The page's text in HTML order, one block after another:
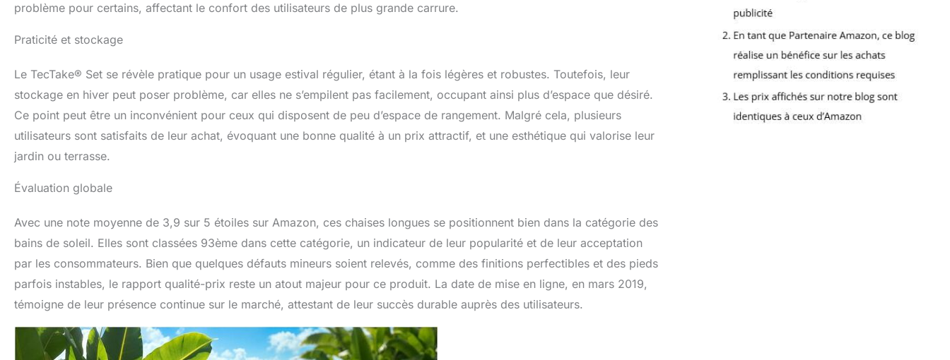
problème pour certains, affectant le confort des utilisateurs de plus grande carrure.
Praticité et stockage
Le TecTake® Set se révèle pratique pour un usage estival régulier, étant à la fois légères et robustes. Toutefois, leur
stockage en hiver peut poser problème, car elles ne s’empilent pas facilement, occupant ainsi plus d’espace que désiré.
Ce point peut être un inconvénient pour ceux qui disposent de peu d’espace de rangement. Malgré cela, plusieurs
utilisateurs sont satisfaits de leur achat, évoquant une bonne qualité à un prix attractif, et une esthétique qui valorise leur
jardin ou terrasse.
Évaluation globale
Avec une note moyenne de 3,9 sur 5 étoiles sur Amazon, ces chaises longues se positionnent bien dans la catégorie des
bains de soleil. Elles sont classées 93ème dans cette catégorie, un indicateur de leur popularité et de leur acceptation
par les consommateurs. Bien que quelques défauts mineurs soient relevés, comme des finitions perfectibles et des pieds
parfois instables, le rapport qualité-prix reste un atout majeur pour ce produit. La date de mise en ligne, en mars 2019,
témoigne de leur présence continue sur le marché, attestant de leur succès durable auprès des utilisateurs.